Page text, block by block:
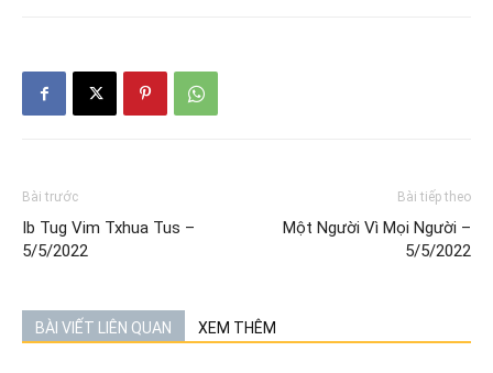
Bài trước
Ib Tug Vim Txhua Tus –
5/5/2022
Bài tiếp theo
Một Người Vì Mọi Người –
5/5/2022
BÀI VIẾT LIÊN QUAN XEM THÊM